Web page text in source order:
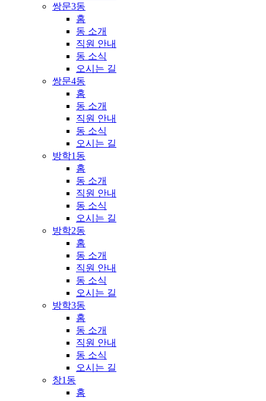
쌍문3동
홈
동 소개
직원 안내
동 소식
오시는 길
쌍문4동
홈
동 소개
직원 안내
동 소식
오시는 길
방학1동
홈
동 소개
직원 안내
동 소식
오시는 길
방학2동
홈
동 소개
직원 안내
동 소식
오시는 길
방학3동
홈
동 소개
직원 안내
동 소식
오시는 길
창1동
홈